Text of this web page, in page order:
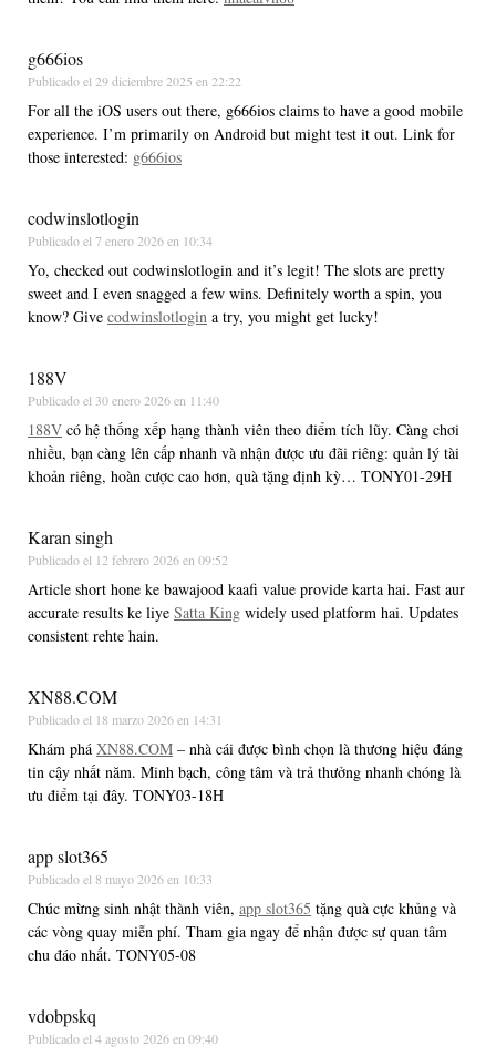
g666ios
Publicado el 29 diciembre 2025 en 22:22
For all the iOS users out there, g666ios claims to have a good mobile
experience. I’m primarily on Android but might test it out. Link for
those interested: g666ios
codwinslotlogin
Publicado el 7 enero 2026 en 10:34
Yo, checked out codwinslotlogin and it’s legit! The slots are pretty
sweet and I even snagged a few wins. Definitely worth a spin, you
know? Give codwinslotlogin a try, you might get lucky!
188V
Publicado el 30 enero 2026 en 11:40
188V có hệ thống xếp hạng thành viên theo điểm tích lũy. Càng chơi
nhiều, bạn càng lên cấp nhanh và nhận được ưu đãi riêng: quản lý tài
khoản riêng, hoàn cược cao hơn, quà tặng định kỳ… TONY01-29H
Karan singh
Publicado el 12 febrero 2026 en 09:52
Article short hone ke bawajood kaafi value provide karta hai. Fast aur
accurate results ke liye Satta King widely used platform hai. Updates
consistent rehte hain.
XN88.COM
Publicado el 18 marzo 2026 en 14:31
Khám phá XN88.COM – nhà cái được bình chọn là thương hiệu đáng
tin cậy nhất năm. Minh bạch, công tâm và trả thưởng nhanh chóng là
ưu điểm tại đây. TONY03-18H
app slot365
Publicado el 8 mayo 2026 en 10:33
Chúc mừng sinh nhật thành viên, app slot365 tặng quà cực khủng và
các vòng quay miễn phí. Tham gia ngay để nhận được sự quan tâm
chu đáo nhất. TONY05-08
vdobpskq
Publicado el 4 agosto 2026 en 09:40